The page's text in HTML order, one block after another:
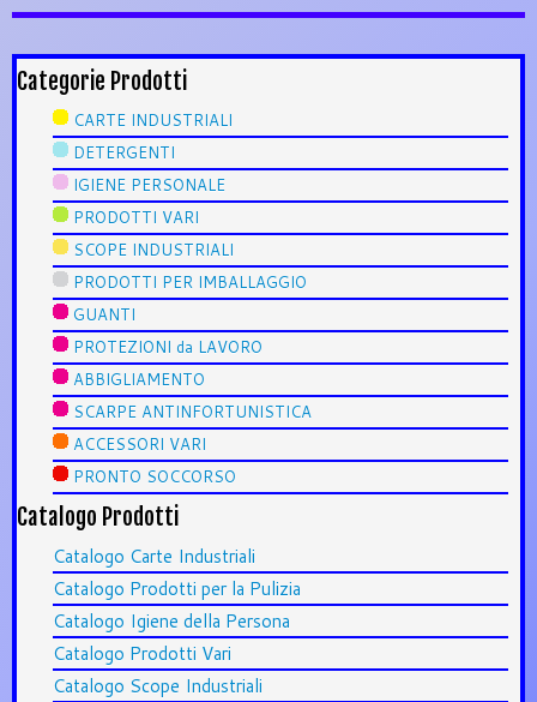
Categorie Prodotti
CARTE INDUSTRIALI
DETERGENTI
IGIENE PERSONALE
PRODOTTI VARI
SCOPE INDUSTRIALI
PRODOTTI PER IMBALLAGGIO
GUANTI
PROTEZIONI da LAVORO
ABBIGLIAMENTO
SCARPE ANTINFORTUNISTICA
ACCESSORI VARI
PRONTO SOCCORSO
Catalogo Prodotti
Catalogo Carte Industriali
Catalogo Prodotti per la Pulizia
Catalogo Igiene della Persona
Catalogo Prodotti Vari
Catalogo Scope Industriali